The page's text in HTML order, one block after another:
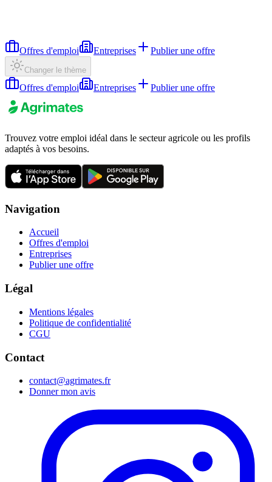
Offres d'emploi Entreprises Publier une offre
Changer le thème
Offres d'emploi Entreprises Publier une offre
Trouvez votre emploi idéal dans le secteur agricole ou les profils
adaptés à vos besoins.
Navigation
Accueil
Offres d'emploi
Entreprises
Publier une offre
Légal
Mentions légales
Politique de confidentialité
CGU
Contact
contact@agrimates.fr
Donner mon avis